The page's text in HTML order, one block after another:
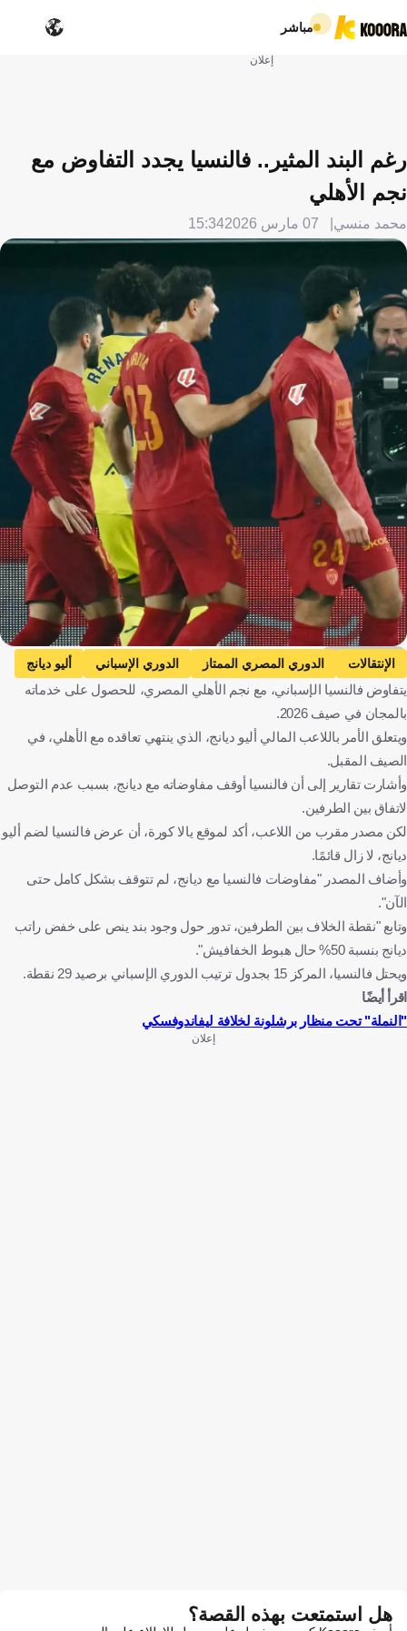
مباشر
إعلان
رغم البند المثير.. فالنسيا يجدد التفاوض مع
نجم الأهلي
محمد منسي 07 مارس 2026 15:34
Getty Images
الإنتقالات الدوري المصري الممتاز الدوري الإسباني
أليو ديانج
فالنسيا
الأهلي مصر كرة قدم
يتفاوض فالنسيا الإسباني، مع نجم الأهلي المصري، للحصول على خدماته
بالمجان في صيف 2026.
ويتعلق الأمر باللاعب المالي أليو ديانج، الذي ينتهي تعاقده مع الأهلي، في
الصيف المقبل.
وأشارت تقارير إلى أن فالنسيا أوقف مفاوضاته مع ديانج، بسبب عدم التوصل
لاتفاق بين الطرفين.
لكن مصدر مقرب من اللاعب، أكد لموقع يالا كورة، أن عرض فالنسيا لضم أليو
ديانج، لا زال قائمًا.
وأضاف المصدر "مفاوضات فالنسيا مع ديانج، لم تتوقف بشكل كامل حتى
الآن".
وتابع "نقطة الخلاف بين الطرفين، تدور حول وجود بند ينص على خفض راتب
ديانج بنسبة 50% حال هبوط الخفافيش".
ويحتل فالنسيا، المركز 15 بجدول ترتيب الدوري الإسباني برصيد 29 نقطة.
اقرأ أيضًا
"النملة" تحت منظار برشلونة لخلافة ليفاندوفسكي
إعلان
هل استمتعت بهذه القصة؟